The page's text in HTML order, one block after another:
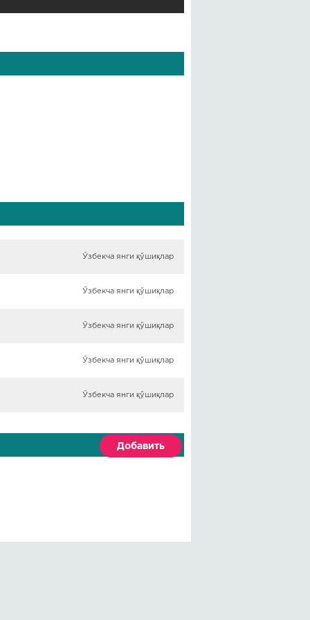
Ўзбекча янги қўшиқлар
Ўзбекча янги қўшиқлар
Ўзбекча янги қўшиқлар
Ўзбекча янги қўшиқлар
Ўзбекча янги қўшиқлар
Добавить